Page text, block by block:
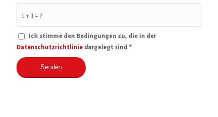
1 + 1 = ?
Ich stimme den Bedingungen zu, die in der
Datenschutzrichtliniedargelegt sind *